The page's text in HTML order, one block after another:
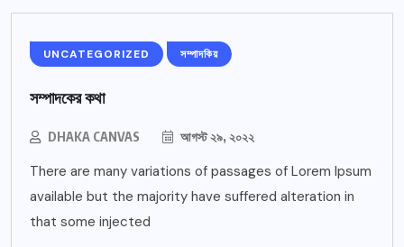
UNCATEGORIZED সম্পাদকিয়
সম্পাদকের কথা
DHAKA CANVAS আগস্ট ২৯, ২০২২
There are many variations of passages of Lorem Ipsum
available but the majority have suffered alteration in
that some injected